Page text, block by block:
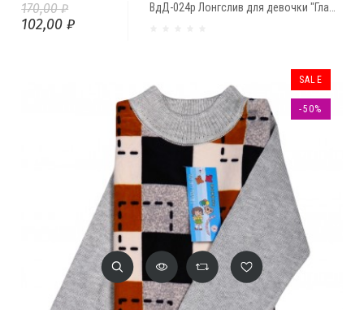
ВдД-024р Лонгслив для девочки "Гламур" ( 1 год)
170,00 ₽
102,00 ₽
SALE
-50%